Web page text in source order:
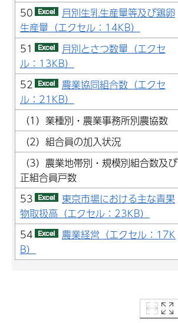
50
月別生乳生産量等及び鶏卵
生産量（エクセル：14KB）
51
月別とさつ数量（エクセ
ル：13KB）
52
農業協同組合数（エクセ
ル：21KB）
（1）業種別・農業事務所別農協数
（2）組合員の加入状況
（3）農業地帯別・規模別組合数及び
正組合員戸数
53
東京市場における主な青果
物取扱高（エクセル：23KB）
54
農業経営（エクセル：17K
B）